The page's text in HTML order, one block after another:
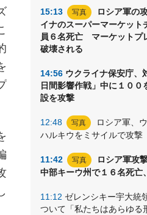
15:13 写真
ロシア軍の
イナのスーパーマーケット
員６名死亡 マーケットプ
破壊される
14:56 ウクライナ保安庁、
日間影響作戦」中に１００
設を攻撃
12:48 写真
ロシア軍、
ハルキウをミサイルで攻
11:42 写真
ロシア軍攻
中部キーウ州で１６名死亡
11:12 ゼレンシキー宇大統
ついて「私たちはあらゆる